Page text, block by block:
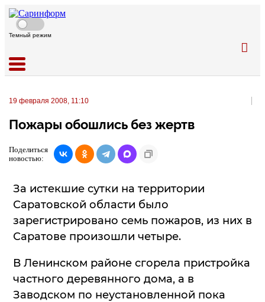
Темный режим
19 февраля 2008, 11:10
Пожары обошлись без жертв
Поделиться
новостью:
За истекшие сутки на территории
Саратовской области было
зарегистрировано семь пожаров, из них в
Саратове произошли четыре.
В Ленинском районе сгорела пристройка
частного деревянного дома, а в
Заводском по неустановленной пока